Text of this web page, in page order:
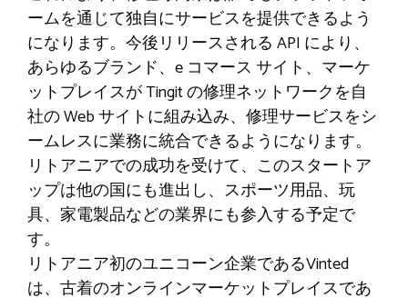
ームを通じて独自にサービスを提供できるよう
になります。今後リリースされる API により、
あらゆるブランド、e コマース サイト、マーケ
ットプレイスが Tingit の修理ネットワークを自
社の Web サイトに組み込み、修理サービスをシ
ームレスに業務に統合できるようになります。
リトアニアでの成功を受けて、このスタートア
ップは他の国にも進出し、スポーツ用品、玩
具、家電製品などの業界にも参入する予定で
す。
リトアニア初のユニコーン企業であるVinted
は、古着のオンラインマーケットプレイスであ